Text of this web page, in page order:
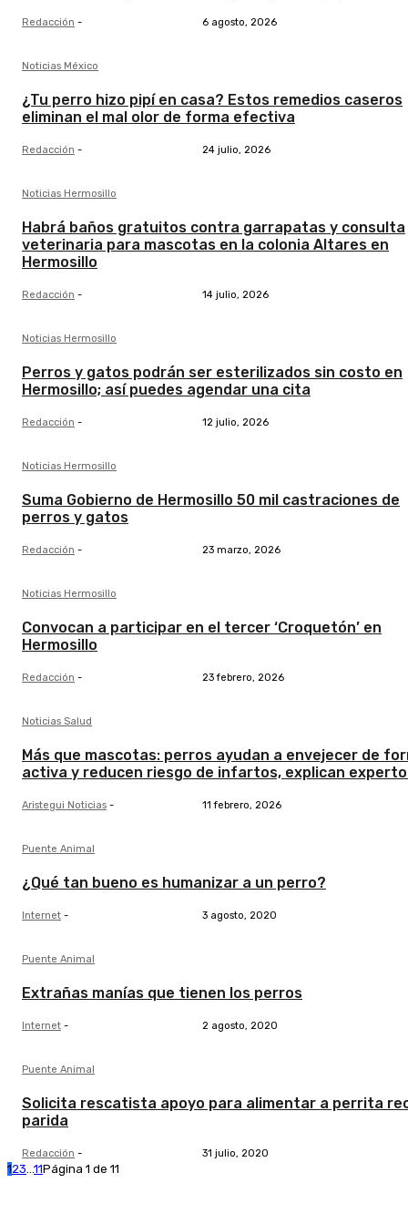
Redacción - 6 agosto, 2026
Noticias México
¿Tu perro hizo pipí en casa? Estos remedios caseros
eliminan el mal olor de forma efectiva
Redacción - 24 julio, 2026
Noticias Hermosillo
Habrá baños gratuitos contra garrapatas y consulta
veterinaria para mascotas en la colonia Altares en
Hermosillo
Redacción - 14 julio, 2026
Noticias Hermosillo
Perros y gatos podrán ser esterilizados sin costo en
Hermosillo; así puedes agendar una cita
Redacción - 12 julio, 2026
Noticias Hermosillo
Suma Gobierno de Hermosillo 50 mil castraciones de
perros y gatos
Redacción - 23 marzo, 2026
Noticias Hermosillo
Convocan a participar en el tercer ‘Croquetón’ en
Hermosillo
Redacción - 23 febrero, 2026
Noticias Salud
Más que mascotas: perros ayudan a envejecer de
activa y reducen riesgo de infartos, explican
Aristegui Noticias - 11 febrero, 2026
Puente Animal
¿Qué tan bueno es humanizar a un perro?
Internet - 3 agosto, 2020
Puente Animal
Extrañas manías que tienen los perros
Internet - 2 agosto, 2020
Puente Animal
Solicita rescatista apoyo para alimentar a perrita
parida
Redacción - 31 julio, 2020
123...11Página 1 de 11